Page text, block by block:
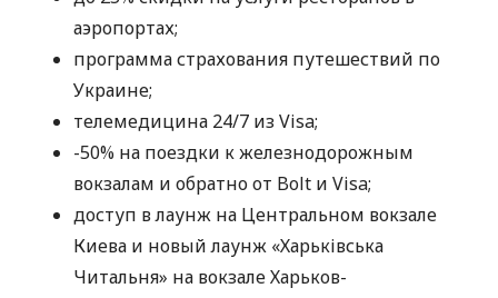
аэропортах;
программа страхования путешествий по
Украине;
телемедицина 24/7 из Visa;
-50% на поездки к железнодорожным
вокзалам и обратно от Bolt и Visa;
доступ в лаунж на Центральном вокзале
Киева и новый лаунж «Харьківська
Читальня» на вокзале Харьков-